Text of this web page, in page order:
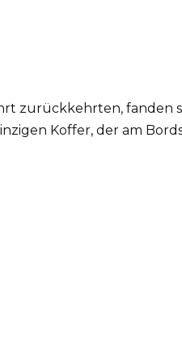
zurückkehrten, fanden
Koffer, der am